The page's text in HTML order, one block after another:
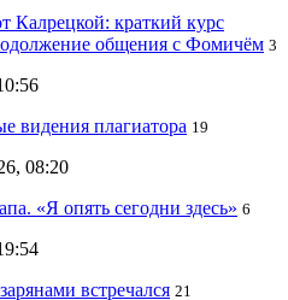
Калрецкой: краткий курс
общения с Фомичём 3
видения плагиатора 19
08:20
«Я опять сегодни здесь» 6
встречался 21